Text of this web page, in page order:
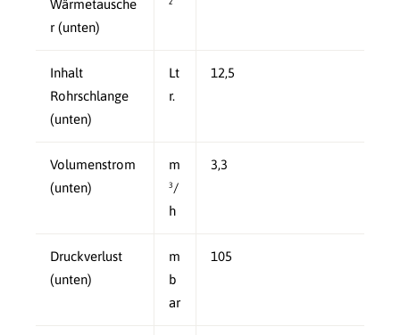
Wärmetausche
r (unten)
²
Inhalt
Rohrschlange
(unten)
Lt
r.
12,5
Volumenstrom
(unten)
m
³/
h
3,3
Druckverlust
(unten)
m
b
ar
105